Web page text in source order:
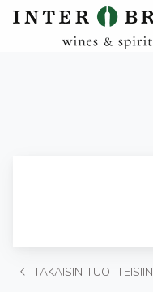
TAKAISIN TUOTTEISIIN